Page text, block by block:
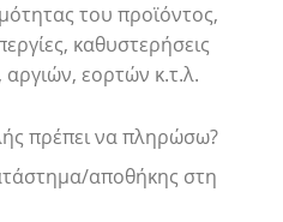
του προϊόντος,
καθυστερήσεις
εορτών κ.τ.λ.
πρέπει να πληρώσω?
αποθήκης στη